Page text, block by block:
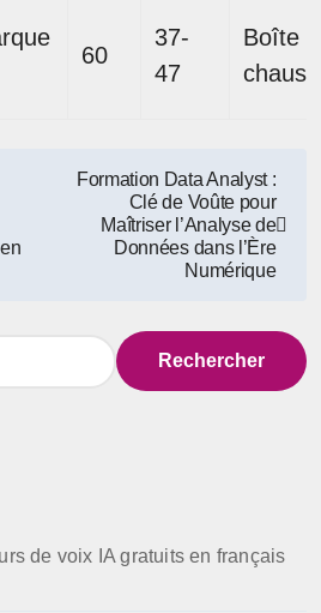
60
37-
47
Boîte à
Formation Data Analyst :
Clé de Voûte pour
Maîtriser l’Analyse de
Données dans l’Ère
Numérique
de voix IA gratuits en français